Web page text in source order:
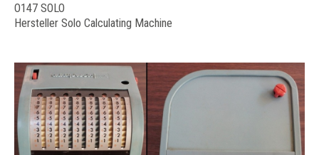
O147 SOLO
Hersteller Solo Calculating Machine